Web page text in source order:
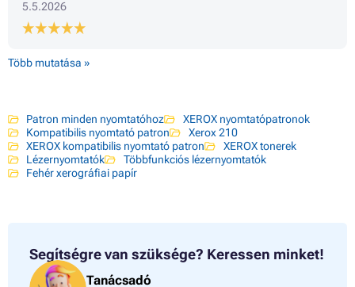
5.5.2026
Több mutatása »
Patron minden nyomtatóhoz
XEROX nyomtatópatronok
Kompatibilis nyomtató patron
Xerox 210
XEROX kompatibilis nyomtató patron
XEROX tonerek
Lézernyomtatók
Többfunkciós lézernyomtatók
Fehér xerográfiai papír
Segítségre van szüksége? Keressen minket!
Tanácsadó